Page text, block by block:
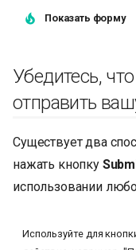
Показать форму
Убедитесь,
отправить
Существует два
нажать кнопку
использовании
Используйте для